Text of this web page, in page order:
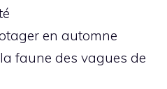
en automne
faune des vagues de